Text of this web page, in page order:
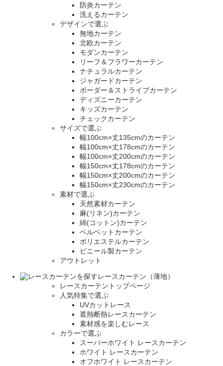
防炎カーテン
洗えるカーテン
デザインで選ぶ
無地カーテン
北欧カーテン
モダンカーテン
リーフ＆フラワーカーテン
ナチュラルカーテン
ジャガードカーテン
ボーダー＆ストライプカーテン
ディズニーカーテン
キッズカーテン
チェックカーテン
サイズで選ぶ
幅100cm×丈135cmのカーテン
幅100cm×丈178cmのカーテン
幅100cm×丈200cmのカーテン
幅150cm×丈178cmのカーテン
幅150cm×丈200cmのカーテン
幅150cm×丈230cmのカーテン
素材で選ぶ
天然素材カーテン
麻(リネン)カーテン
綿(コットン)カーテン
ベルベットカーテン
ポリエステルカーテン
ビニール製カーテン
アウトレット
レースカーテン（薄地）
レースカーテントップページ
人気特集で選ぶ
UVカットレース
遮熱断熱レースカーテン
素材感を楽しむレース
カラーで選ぶ
スーパーホワイト レースカーテン
ホワイト レースカーテン
オフホワイト レースカーテン